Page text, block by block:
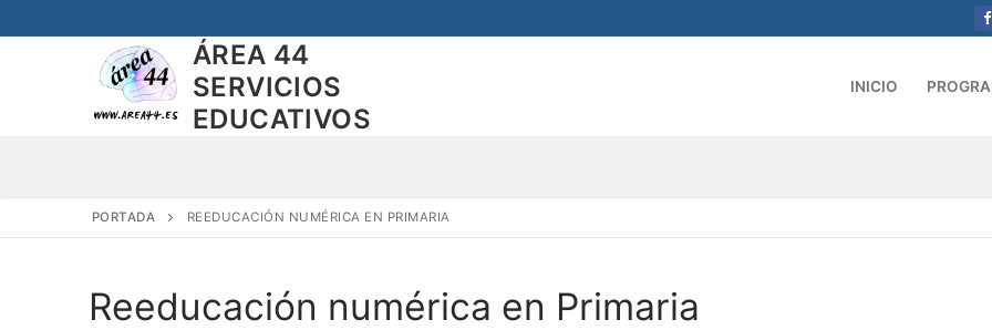
al
ÁREA 44
SERVICIOS
EDUCATIVOS
INICIO
PORTADA REEDUCACIÓN NUMÉRICA EN PRIMARIA
Reeducación numérica en Primaria